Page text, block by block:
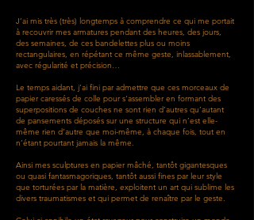
J’ai mis très (très) longtemps à comprendre ce qui me portait
à recouvrir mes armatures pendant des heures, des jours,
des semaines, de ces bandelettes plus ou moins
rectangulaires, en répétant ce même geste, inlassablement,
avec régularité et précision…
Le temps aidant, j’ai fini par admettre que ces morceaux de
papier caressés de colle pour s'assembler en formant des
superpositions de couches ne sont rien d’autres qu’autant
de pansements déposés sur une structure qui n’est elle-
même rien d’autre que moi-même, à chaque fois, tout en
n’étant pourtant jamais la même.
Ainsi mes sculptures en papier mâché, tantôt gigantesques
ou quasi fantasmagoriques, tantôt aussi fines par leur style
que torturées par la matière, exploitent un art qui sublime les
divers traumatismes et qui permet de renaître par le geste.